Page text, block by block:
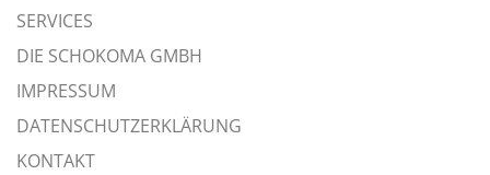
SERVICES
DIE SCHOKOMA GMBH
IMPRESSUM
DATENSCHUTZERKLÄRUNG
KONTAKT